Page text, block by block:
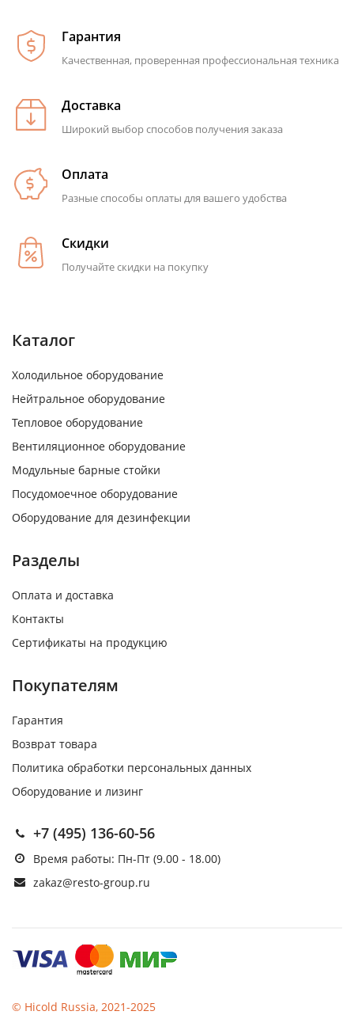
Гарантия
Качественная, проверенная профессиональная техника
Доставка
Широкий выбор способов получения заказа
Оплата
Разные способы оплаты для вашего удобства
Скидки
Получайте скидки на покупку
Каталог
Холодильное оборудование
Нейтральное оборудование
Тепловое оборудование
Вентиляционное оборудование
Модульные барные стойки
Посудомоечное оборудование
Оборудование для дезинфекции
Разделы
Оплата и доставка
Контакты
Сертификаты на продукцию
Покупателям
Гарантия
Возврат товара
Политика обработки персональных данных
Оборудование и лизинг
+7 (495) 136-60-56
Время работы: Пн-Пт (9.00 - 18.00)
zakaz@resto-group.ru
© Hicold Russia, 2021-2025